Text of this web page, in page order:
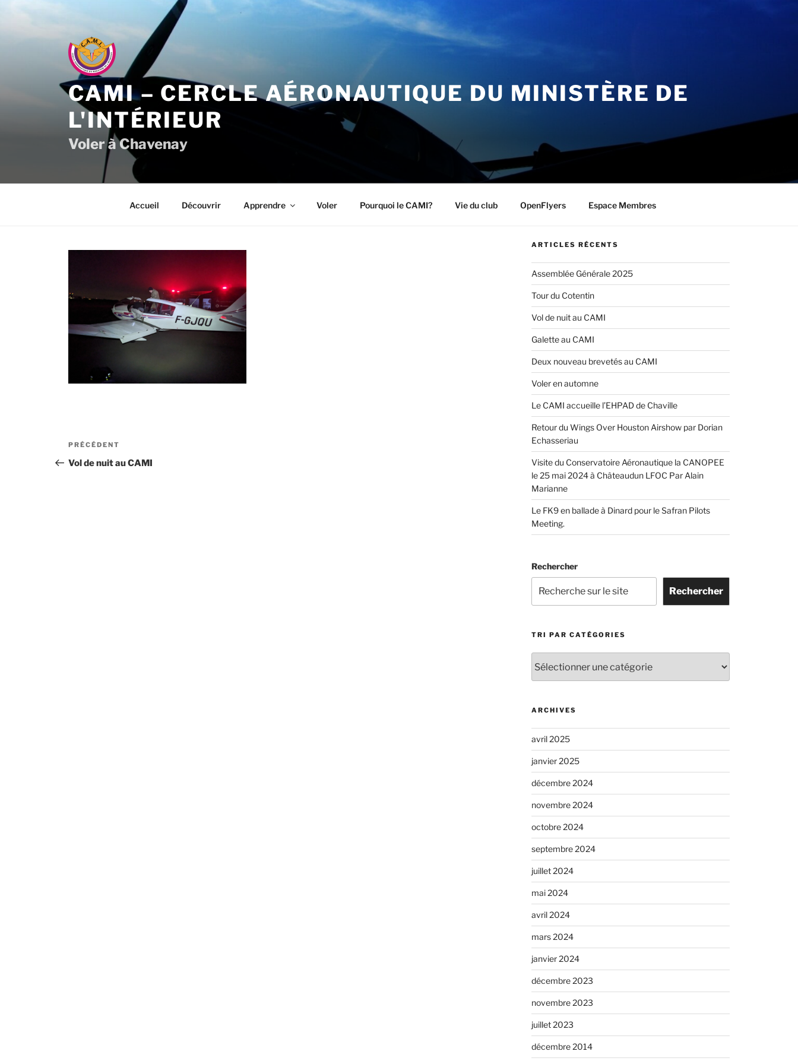
CAMI – CERCLE AÉRONAUTIQUE DU MINISTÈRE DE
L'INTÉRIEUR
Voler à Chavenay
Accueil Découvrir Apprendre Voler Pourquoi le CAMI? Vie du club OpenFlyers Espace Membres
Navigation
de
Article
précédent
PRÉCÉDENT
Vol de nuit au CAMI
ARTICLES RÉCENTS
Assemblée Générale 2025
Tour du Cotentin
Vol de nuit au CAMI
Galette au CAMI
Deux nouveau brevetés au CAMI
Voler en automne
Le CAMI accueille l’EHPAD de Chaville
Retour du Wings Over Houston Airshow par Dorian
Echasseriau
Visite du Conservatoire Aéronautique la CANOPEE
le 25 mai 2024 à Châteaudun LFOC Par Alain
Marianne
Le FK9 en ballade à Dinard pour le Safran Pilots
Meeting.
Rechercher
Rechercher
TRI PAR CATÉGORIES
par
catégories
ARCHIVES
avril 2025
janvier 2025
décembre 2024
novembre 2024
octobre 2024
septembre 2024
juillet 2024
mai 2024
avril 2024
mars 2024
janvier 2024
décembre 2023
novembre 2023
juillet 2023
décembre 2014